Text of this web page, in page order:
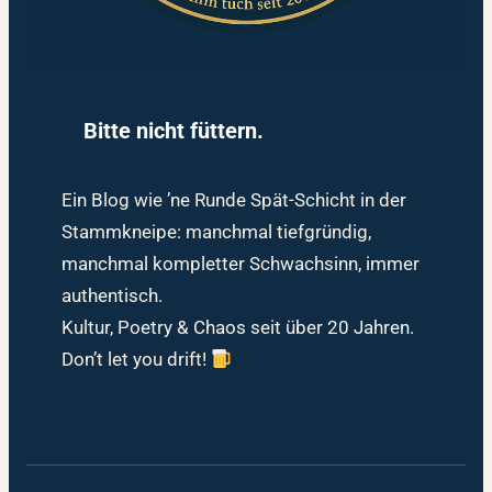
Bitte nicht füttern.
Ein Blog wie ’ne Runde Spät-Schicht in der
Stammkneipe: manchmal tiefgründig,
manchmal kompletter Schwachsinn, immer
authentisch.
Kultur, Poetry & Chaos seit über 20 Jahren.
Don’t let you drift!